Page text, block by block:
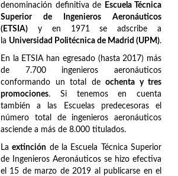
denominación definitiva de
Escuela Técnica
Superior de Ingenieros Aeronáuticos
(ETSIA) y en 1971 se adscribe a
la Universidad Politécnica de Madrid (UPM).
En la ETSIA han egresado (hasta 2017) más
de 7.700 ingenieros aeronáuticos
conformando un total de ochenta y tres
promociones. Si tenemos en cuenta
también a las Escuelas predecesoras el
número total de ingenieros aeronáuticos
asciende a más de 8.000 titulados.
Laextinción de la Escuela Técnica Superior
de Ingenieros Aeronáuticos se hizo efectiva
el 15 de marzo de 2019 al publicarse en el